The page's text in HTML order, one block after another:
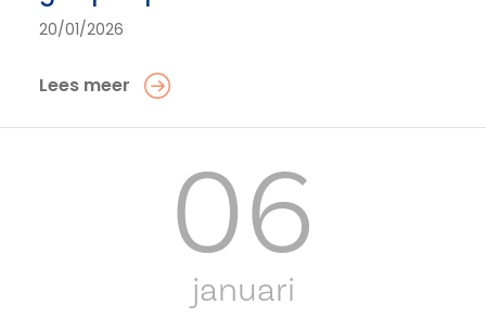
20/01/2026
Lees meer
06
januari